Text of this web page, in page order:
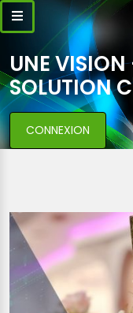
UNE
SOLUTION
CONNEXION